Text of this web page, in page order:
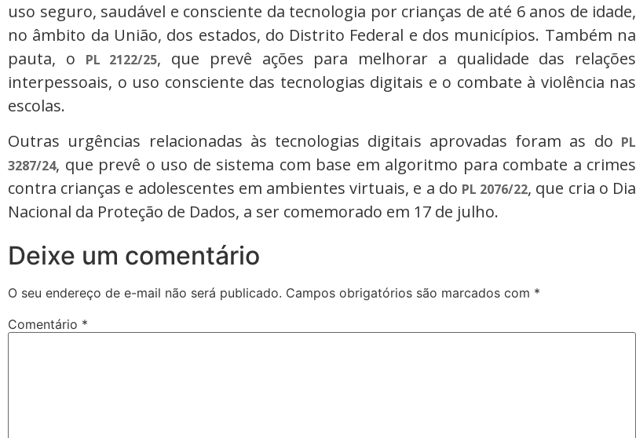
uso seguro, saudável e consciente da tecnologia por crianças de até 6 anos de idade,
no âmbito da União, dos estados, do Distrito Federal e dos municípios. Também na
pauta, o
PL 2122/25, que prevê ações para melhorar a qualidade das relações
interpessoais, o uso consciente das tecnologias digitais e o combate à violência nas
escolas.
Outras urgências relacionadas às tecnologias digitais aprovadas foram as do PL
3287/24, que prevê o uso de sistema com base em algoritmo para combate a crimes
contra crianças e adolescentes em ambientes virtuais, e a do PL 2076/22, que cria o Dia
Nacional da Proteção de Dados, a ser comemorado em 17 de julho.
Deixe um comentário
O seu endereço de e-mail não será publicado. Campos obrigatórios são marcados com *
Comentário *